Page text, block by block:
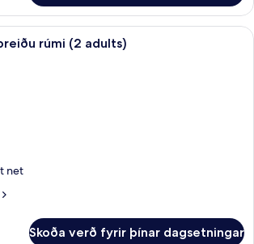
Öryggishólf í herbergi, skrifborð,
rúmi (2 adults)
net
Skoða verð fyrir þínar dagsetningar